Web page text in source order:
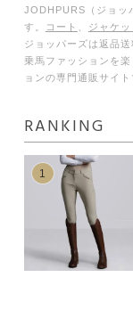
JODHPURS（ジョッ
す。
コート 、 ジャケ
ジョッパーズは返品
乗馬ファッションを
ョンの専門通販サイト
RANKING
1